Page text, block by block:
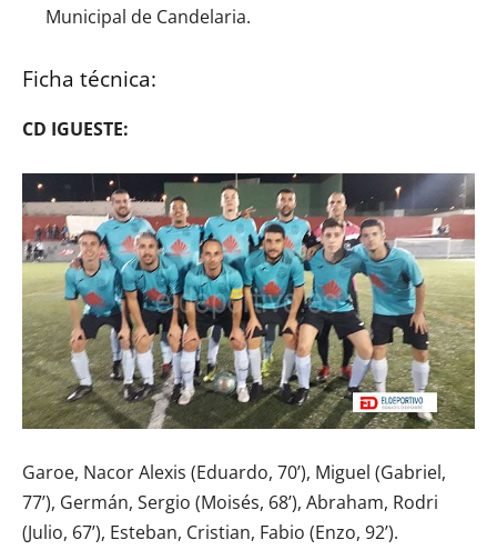
Municipal de Candelaria.
Ficha técnica:
CD IGUESTE:
Garoe, Nacor Alexis (Eduardo, 70’), Miguel (Gabriel,
77’), Germán, Sergio (Moisés, 68’), Abraham, Rodri
(Julio, 67’), Esteban, Cristian, Fabio (Enzo, 92’).